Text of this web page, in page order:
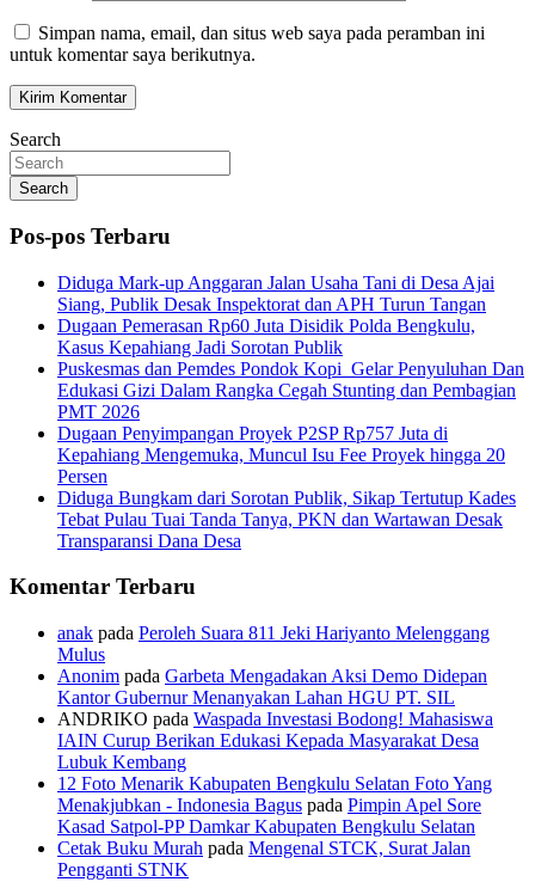
Simpan nama, email, dan situs web saya pada peramban ini
untuk komentar saya berikutnya.
Search
Search
Pos-pos Terbaru
Diduga Mark-up Anggaran Jalan Usaha Tani di Desa Ajai
Siang, Publik Desak Inspektorat dan APH Turun Tangan
Dugaan Pemerasan Rp60 Juta Disidik Polda Bengkulu,
Kasus Kepahiang Jadi Sorotan Publik
Puskesmas dan Pemdes Pondok Kopi Gelar Penyuluhan Dan
Edukasi Gizi Dalam Rangka Cegah Stunting dan Pembagian
PMT 2026
Dugaan Penyimpangan Proyek P2SP Rp757 Juta di
Kepahiang Mengemuka, Muncul Isu Fee Proyek hingga 20
Persen
Diduga Bungkam dari Sorotan Publik, Sikap Tertutup Kades
Tebat Pulau Tuai Tanda Tanya, PKN dan Wartawan Desak
Transparansi Dana Desa
Komentar Terbaru
anak pada Peroleh Suara 811 Jeki Hariyanto Melenggang
Mulus
Anonim pada Garbeta Mengadakan Aksi Demo Didepan
Kantor Gubernur Menanyakan Lahan HGU PT. SIL
ANDRIKO pada Waspada Investasi Bodong! Mahasiswa
IAIN Curup Berikan Edukasi Kepada Masyarakat Desa
Lubuk Kembang
12 Foto Menarik Kabupaten Bengkulu Selatan Foto Yang
Menakjubkan - Indonesia Bagus pada Pimpin Apel Sore
Kasad Satpol-PP Damkar Kabupaten Bengkulu Selatan
Cetak Buku Murah pada Mengenal STCK, Surat Jalan
Pengganti STNK